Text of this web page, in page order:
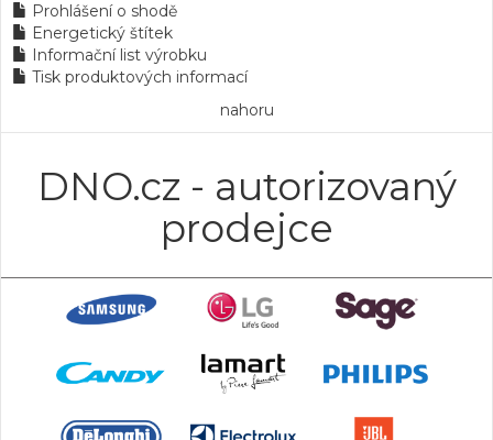
Prohlášení o shodě
Energetický štítek
Informační list výrobku
Tisk produktových informací
nahoru
DNO.cz - autorizovaný
prodejce